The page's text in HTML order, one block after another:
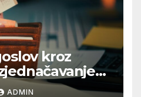
kroz
ADMIN